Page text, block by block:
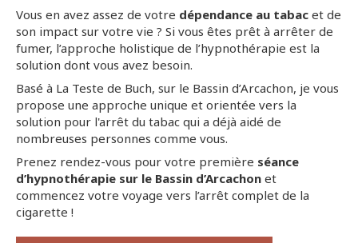
Vous en avez assez de votre dépendance au tabac et de
son impact sur votre vie ? Si vous êtes prêt à arrêter de
fumer, l’approche holistique de l’hypnothérapie est la
solution dont vous avez besoin.
Basé à La Teste de Buch, sur le Bassin d’Arcachon, je vous
propose une approche unique et orientée vers la
solution pour l'arrêt du tabac qui a déjà aidé de
nombreuses personnes comme vous.
Prenez rendez-vous pour votre première séance
d’hypnothérapie sur le Bassin d’Arcachon et
commencez votre voyage vers l’arrêt complet de la
cigarette !